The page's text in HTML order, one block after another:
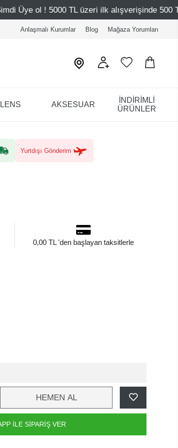
ilk alışverişinde 500 TL indirim
Anlaşmalı Kurumlar Blog Mağaza Yorumları
LENS AKSESUAR
İNDİRİMLİ
ÜRÜNLER
Yurtdışı Gönderim
0,00 TL 'den başlayan taksitlerle
HEMEN AL
İLE SİPARİŞ VER